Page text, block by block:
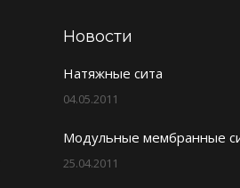
Новости
Натяжные сита
04.05.2011
Модульные мембранные
25.04.2011